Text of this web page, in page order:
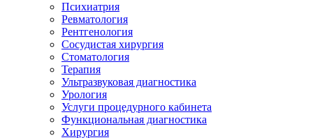
Психиатрия
Ревматология
Рентгенология
Сосудистая хирургия
Стоматология
Терапия
Ультразвуковая диагностика
Урология
Услуги процедурного кабинета
Функциональная диагностика
Хирургия